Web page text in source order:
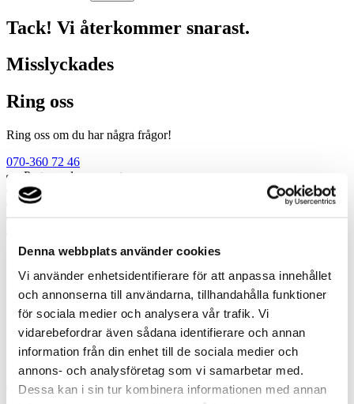
Denna webbplats använder cookies
Vi använder enhetsidentifierare för att anpassa innehållet
och annonserna till användarna, tillhandahålla funktioner
för sociala medier och analysera vår trafik. Vi
vidarebefordrar även sådana identifierare och annan
information från din enhet till de sociala medier och
annons- och analysföretag som vi samarbetar med.
Dessa kan i sin tur kombinera informationen med annan
Tack! Vi återkommer snarast.
Misslyckades
Ring oss
Ring oss om du har några frågor!
070-360 72 46
Prata med en expert
Begär offert
Kontakta mig
Boka hembesök
Prata med en expert
Kontakta mig
Boka hembesök
Ring oss
Kontakt